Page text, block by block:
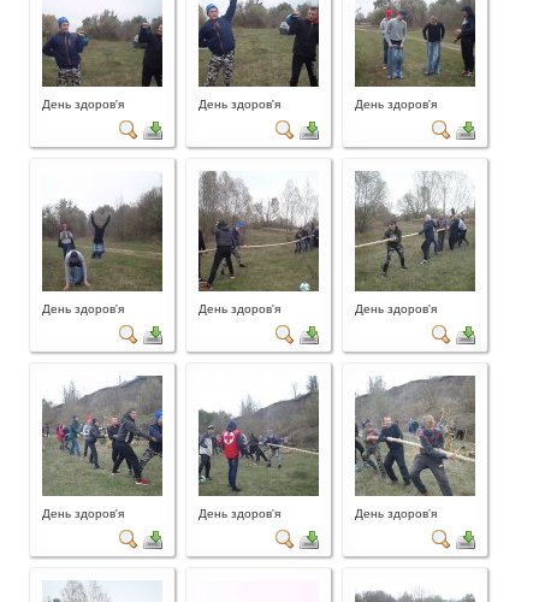
День здоров'я День здоров'я День здоров'я
День здоров'я День здоров'я День здоров'я
День здоров'я День здоров'я День здоров'я